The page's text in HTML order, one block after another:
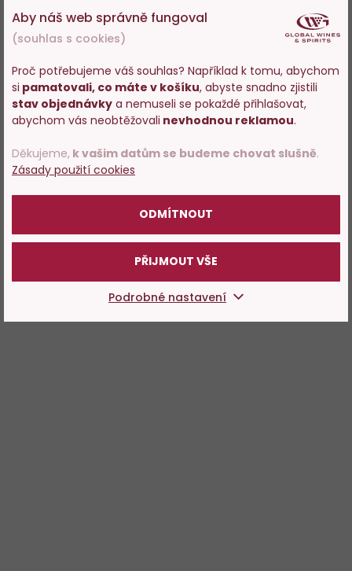
Aby náš web správně fungoval
(souhlas s cookies)
Proč potřebujeme váš souhlas? Například k tomu, abychom
si pamatovali, co máte v košíku, abyste snadno zjistili
stav objednávky a nemuseli se pokaždé přihlašovat,
abychom vás neobtěžovali nevhodnou reklamou.
Děkujeme, k vašim datům se budeme chovat slušně.
Zásady použití cookies
ODMÍTNOUT
PŘIJMOUT VŠE
Podrobné nastavení
Vstupujete na stránky
s prodejem alkoholu. Prosím